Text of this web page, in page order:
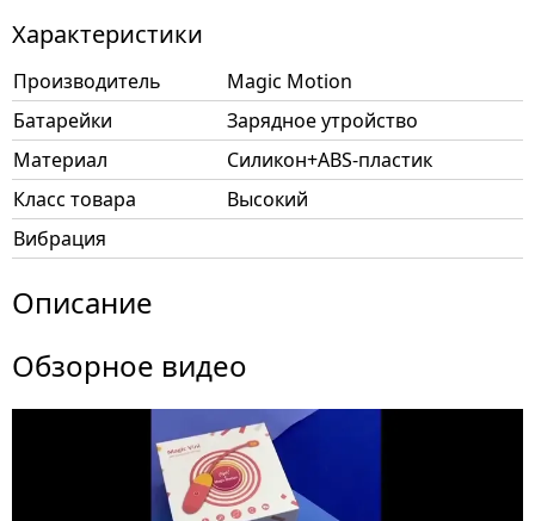
Характеристики
Производитель
Magic Motion
Батарейки
Зарядное утройство
Материал
Силикон+ABS-пластик
Класс товара
Высокий
Вибрация
Описание
Обзорное видео